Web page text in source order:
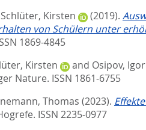
Schlüter, Kirsten (2019).
von Schülern unter
1869-4845
Kirsten and Osipov, Igor
Nature. ISSN 1861-6755
Thomas (2023).
ISSN 2235-0977